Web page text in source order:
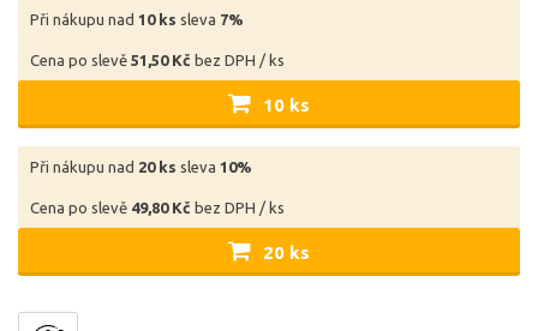
Při nákupu nad 10 ks sleva 7%
Cena po slevě 51,50 Kč bez DPH / ks
10 ks
Při nákupu nad 20 ks sleva 10%
Cena po slevě 49,80 Kč bez DPH / ks
20 ks